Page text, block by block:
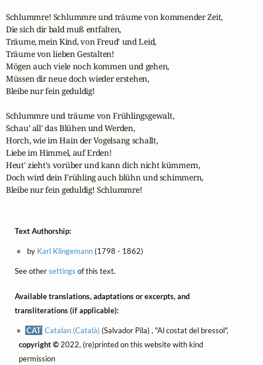
Schlummre! Schlummre und träume von kommender Zeit,
Die sich dir bald muß entfalten,
Träume, mein Kind, von Freud' und Leid,
Träume von lieben Gestalten!
Mögen auch viele noch kommen und gehen,
Müssen dir neue doch wieder erstehen,
Bleibe nur fein geduldig!
Schlummre und träume von Frühlingsgewalt,
Schau' all' das Blühen und Werden,
Horch, wie im Hain der Vogelsang schallt,
Liebe im Himmel, auf Erden!
Heut' zieht's vorüber und kann dich nicht kümmern,
Doch wird dein Frühling auch blühn und schimmern,
Bleibe nur fein geduldig! Schlummre!
Text Authorship:
by Karl Klingemann(1798 - 1862)
See othersettings of this text.
Available translations, adaptations or excerpts, and
transliterations (if applicable):
CAT Catalan (Català) (Salvador Pila) , "Al costat del bressol",
copyright ©2022, (re)printed on this website with kind
permission